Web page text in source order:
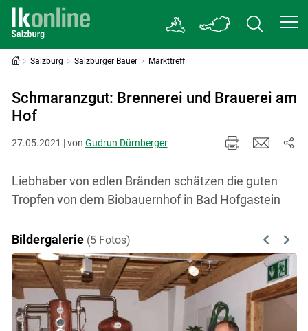
Salzburg Salzburger Bauer Markttreff
Schmaranzgut: Brennerei und Brauerei am
Hof
27.05.2021 | von Gudrun Dürnberger
Liebhaber von edlen Bränden schätzen die guten
Tropfen von dem Biobauernhof in Bad Hofgastein
Bildergalerie (5 Fotos) Previous
Next